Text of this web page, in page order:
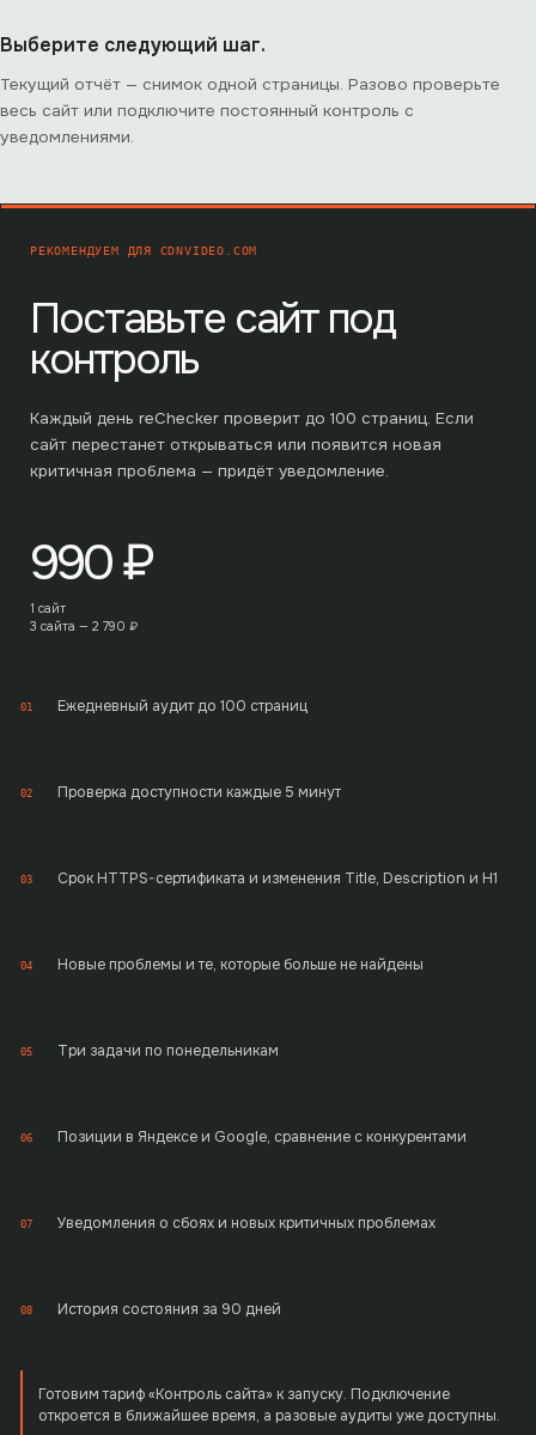
Выберите следующий шаг.
Текущий отчёт — снимок одной страницы. Разово проверьте
весь сайт или подключите постоянный контроль с
уведомлениями.
РЕКОМЕНДУЕМ ДЛЯ CDNVIDEO.COM
Поставьте сайт под
контроль
Каждый день reChecker проверит до 100 страниц. Если
сайт перестанет открываться или появится новая
критичная проблема — придёт уведомление.
990₽
1 сайт
3 сайта — 2 790 ₽
01 Ежедневный аудит до 100 страниц
02 Проверка доступности каждые 5 минут
03 Срок HTTPS-сертификата и изменения Title, Description и H1
04 Новые проблемы и те, которые больше не найдены
05 Три задачи по понедельникам
06 Позиции в Яндексе и Google, сравнение с конкурентами
07 Уведомления о сбоях и новых критичных проблемах
08 История состояния за 90 дней
Готовим тариф «Контроль сайта» к запуску. Подключение
откроется в ближайшее время, а разовые аудиты уже доступны.